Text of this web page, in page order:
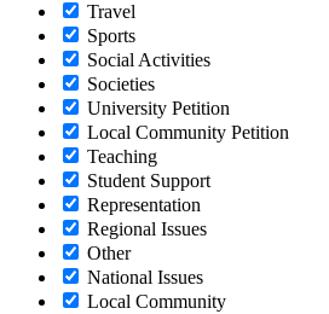
Travel
Sports
Social Activities
Societies
University Petition
Local Community Petition
Teaching
Student Support
Representation
Regional Issues
Other
National Issues
Local Community